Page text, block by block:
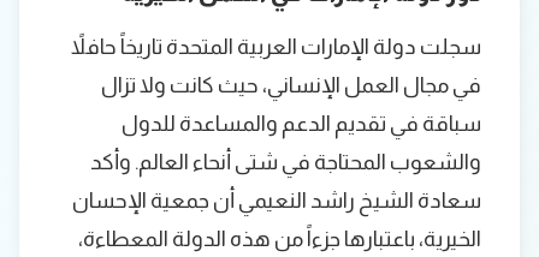
سجلت دولة الإمارات العربية المتحدة تاريخاً حافلاً
في مجال العمل الإنساني، حيث كانت ولا تزال
سباقة في تقديم الدعم والمساعدة للدول
والشعوب المحتاجة في شتى أنحاء العالم. وأكد
سعادة الشيخ راشد النعيمي أن جمعية الإحسان
الخيرية، باعتبارها جزءاً من هذه الدولة المعطاءة،